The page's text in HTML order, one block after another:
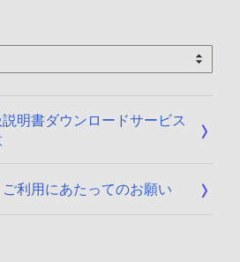
明書ダウンロードサービス
利用にあたってのお願い